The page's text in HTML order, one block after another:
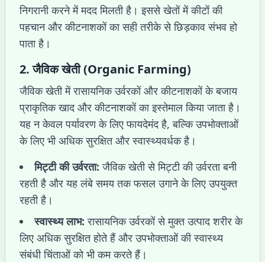
निगरानी करने में मदद मिलती है। इससे खेतों में कीटों की
पहचान और कीटनाशकों का सही तरीके से छिड़काव संभव हो
पाता है।
2.जैविक खेती (Organic Farming)
जैविक खेती में रासायनिक उर्वरकों और कीटनाशकों के बजाय
प्राकृतिक खाद और कीटनाशकों का इस्तेमाल किया जाता है।
यह न केवल पर्यावरण के लिए फायदेमंद है, बल्कि उपभोक्ताओं
के लिए भी अधिक सुरक्षित और स्वास्थ्यवर्धक है।
मिट्टी की उर्वरता: जैविक खेती से मिट्टी की उर्वरता बनी
रहती है और यह लंबे समय तक फसल उगाने के लिए उपयुक्त
रहती है।
स्वास्थ्य लाभ: रासायनिक उर्वरकों से मुक्त उत्पाद शरीर के
लिए अधिक सुरक्षित होते हैं और उपभोक्ताओं की स्वास्थ्य
संबंधी चिंताओं को भी कम करते हैं।